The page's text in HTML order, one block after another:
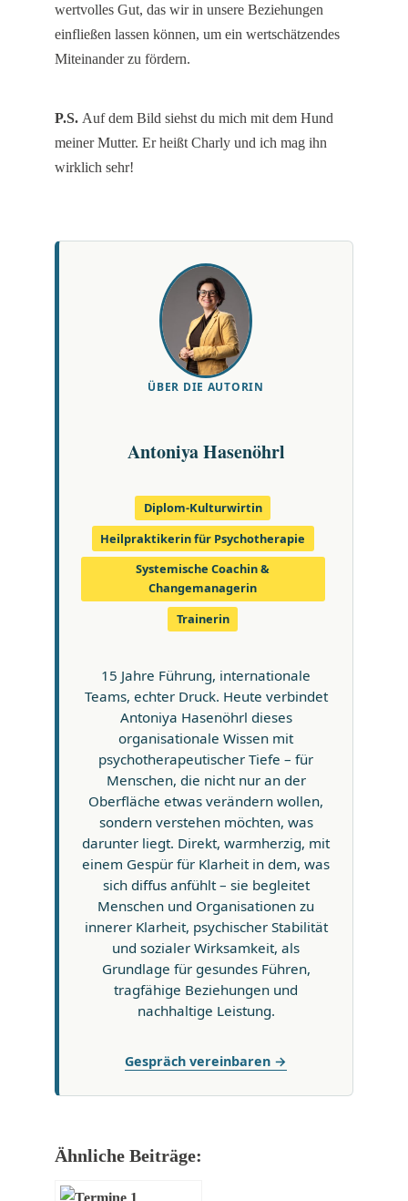
wertvolles Gut, das wir in unsere Beziehungen
einfließen lassen können, um ein wertschätzendes
Miteinander zu fördern.
P.S. Auf dem Bild siehst du mich mit dem Hund
meiner Mutter. Er heißt Charly und ich mag ihn
wirklich sehr!
ÜBER DIE AUTORIN
Antoniya Hasenöhrl
Diplom-Kulturwirtin
Heilpraktikerin für Psychotherapie
Systemische Coachin &
Changemanagerin
Trainerin
15 Jahre Führung, internationale
Teams, echter Druck. Heute verbindet
Antoniya Hasenöhrl dieses
organisationale Wissen mit
psychotherapeutischer Tiefe – für
Menschen, die nicht nur an der
Oberfläche etwas verändern wollen,
sondern verstehen möchten, was
darunter liegt. Direkt, warmherzig, mit
einem Gespür für Klarheit in dem, was
sich diffus anfühlt – sie begleitet
Menschen und Organisationen zu
innerer Klarheit, psychischer Stabilität
und sozialer Wirksamkeit, als
Grundlage für gesundes Führen,
tragfähige Beziehungen und
nachhaltige Leistung.
Gespräch vereinbaren →
Ähnliche Beiträge: